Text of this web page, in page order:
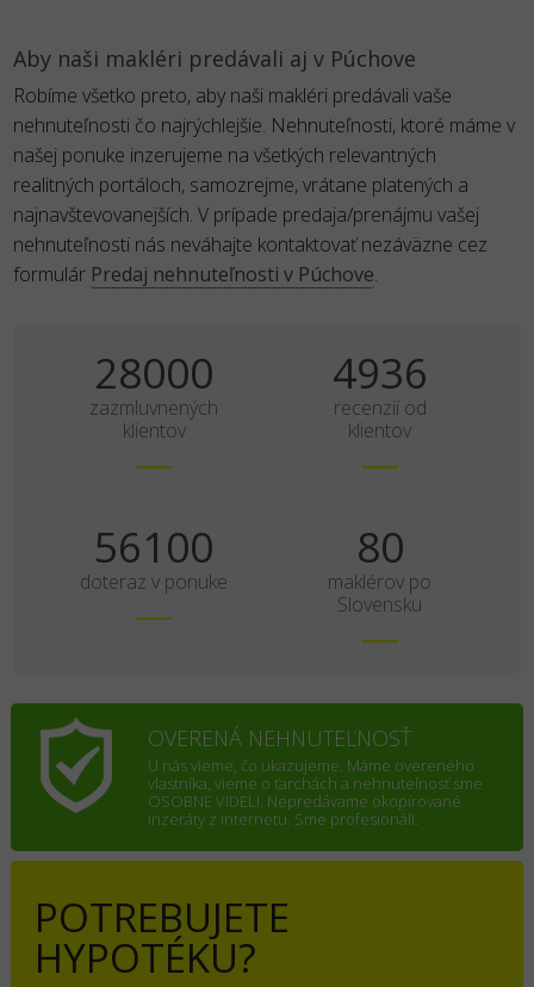
Aby naši makléri predávali aj v Púchove
Robíme všetko preto, aby naši makléri predávali vaše
nehnuteľnosti čo najrýchlejšie. Nehnuteľnosti, ktoré máme v
našej ponuke inzerujeme na všetkých relevantných
realitných portáloch, samozrejme, vrátane platených a
najnavštevovanejších. V prípade predaja/prenájmu vašej
nehnuteľnosti nás neváhajte kontaktovať nezáväzne cez
formulár Predaj nehnuteľnosti v Púchove.
35000
zazmluvnených
klientov
6170
recenzií od
klientov
70125
doteraz v ponuke
100
maklérov po
Slovensku
OVERENÁ NEHNUTEĽNOSŤ
U nás vieme, čo ukazujeme. Máme overeného
vlastníka, vieme o ťarchách a nehnuteľnosť sme
OSOBNE VIDELI. Nepredávame okopírované
inzeráty z internetu. Sme profesionáli.
POTREBUJETE
HYPOTÉKU?